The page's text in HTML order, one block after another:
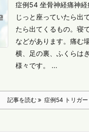
症例54 坐骨神経痛神経
じっと座っていたら出
たら出てくるもの。寝
などがあります。 痛む
横、足の裏、ふくらは
様々です。 ...
記事を読む 症例54 トリガー